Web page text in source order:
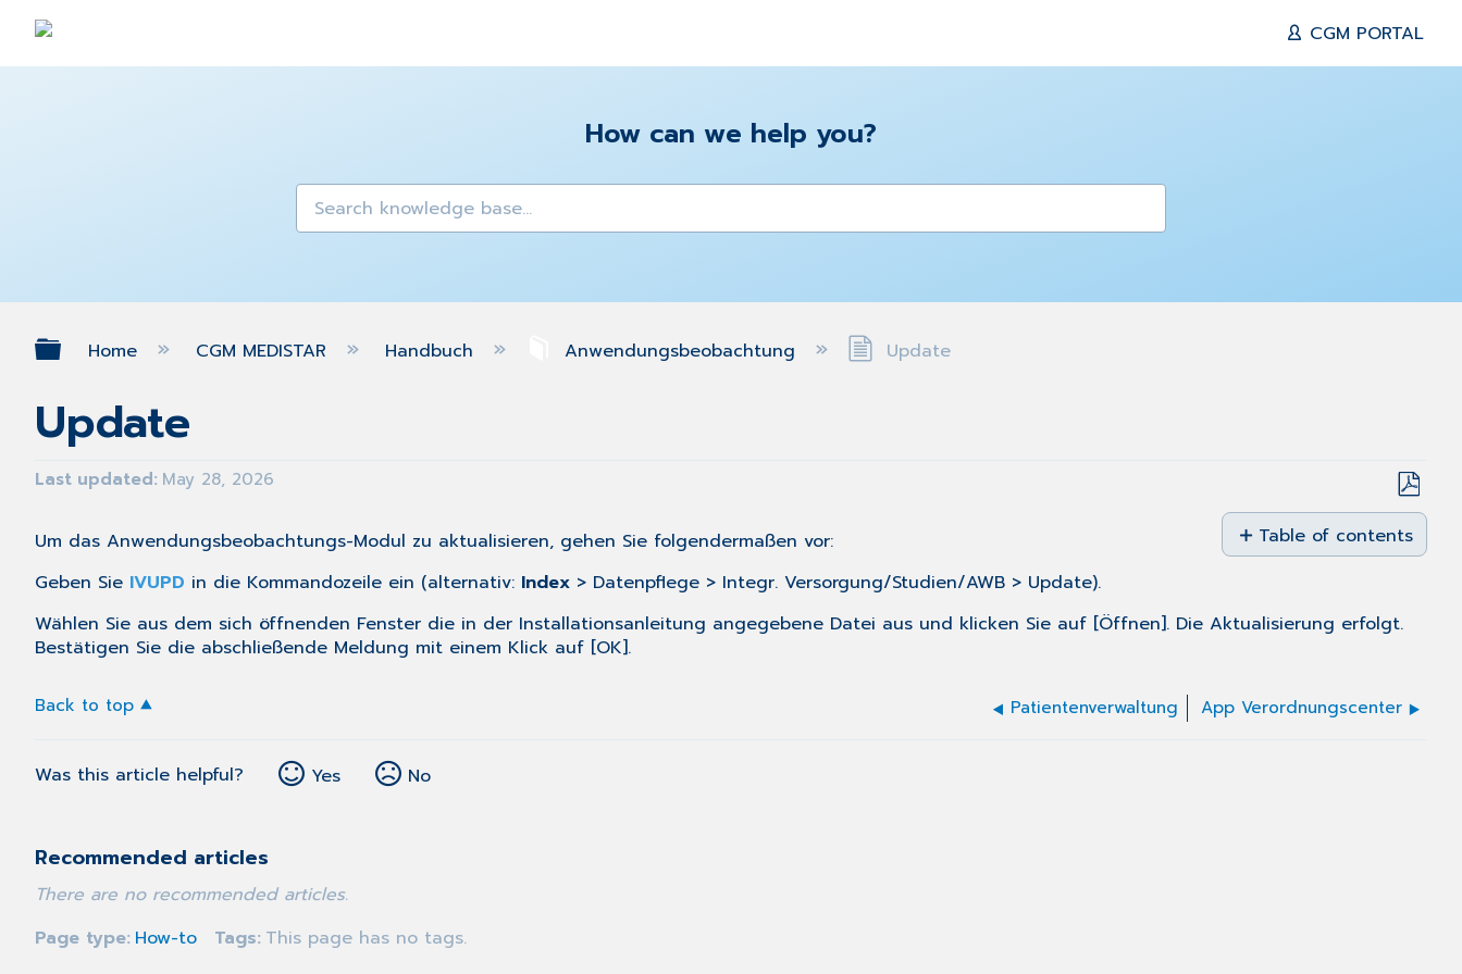
CGM PORTAL
How can we help you?
Expand/collapse global hierarchy
Home CGM MEDISTAR Handbuch Anwendungsbeobachtung Update
Update
Last updated May 28, 2026
Save
as
PDF
Table of contents
No
Um das Anwendungsbeobachtungs-Modul zu aktualisieren, gehen Sie folgendermaßen vor:
Geben Sie IVUPD in die Kommandozeile ein (alternativ: Index > Datenpflege > Integr. Versorgung/Studien/AWB > Update).
Wählen Sie aus dem sich öffnenden Fenster die in der Installationsanleitung angegebene Datei aus und klicken Sie auf [Öffnen]. Die Aktualisierung erfolgt.
Bestätigen Sie die abschließende Meldung mit einem Klick auf [OK].
Back to top Patientenverwaltung App Verordnungscenter
Was this article helpful? Yes No
Recommended articles
There are no recommended articles.
Page type How-to Tags This page has no tags.